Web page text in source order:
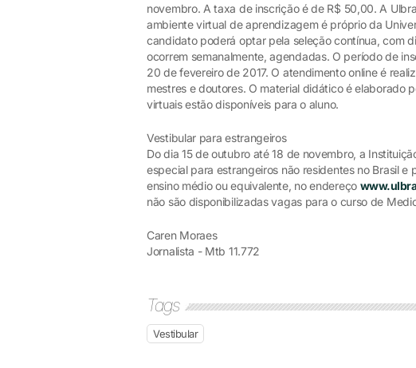
novembro. A taxa de inscrição é de R$ 50,00. A
ambiente virtual de aprendizagem é próprio da
candidato poderá optar pela seleção contínua, com
ocorrem semanalmente, agendadas. O período de
20 de fevereiro de 2017. O atendimento online é
mestres e doutores. O material didático é elaborado
virtuais estão disponíveis para o aluno.
Vestibular para estrangeiros
Do dia 15 de outubro até 18 de novembro, a
especial para estrangeiros não residentes no Brasil
ensino médio ou equivalente, no endereço
não são disponibilizadas vagas para o curso de
Caren Moraes
Jornalista - Mtb 11.772
Tags
Vestibular